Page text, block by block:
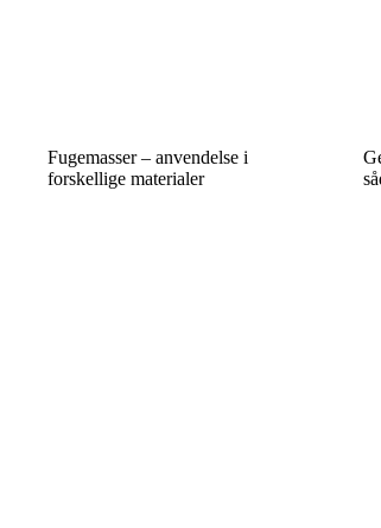
Fugemasser – anvendelse i
forskellige materialer